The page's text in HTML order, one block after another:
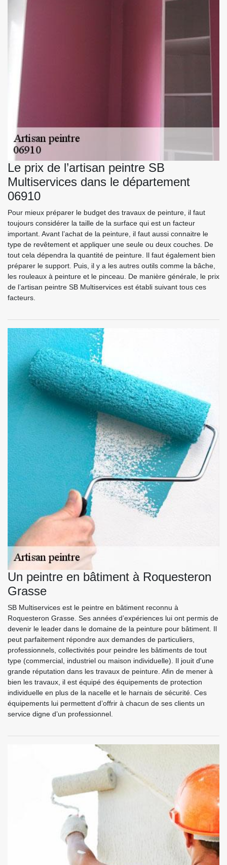
Le prix de l’artisan peintre SB
Multiservices dans le département
06910
Pour mieux préparer le budget des travaux de peinture, il faut
toujours considérer la taille de la surface qui est un facteur
important. Avant l’achat de la peinture, il faut aussi connaitre le
type de revêtement et appliquer une seule ou deux couches. De
tout cela dépendra la quantité de peinture. Il faut également bien
préparer le support. Puis, il y a les autres outils comme la bâche,
les rouleaux à peinture et le pinceau. De manière générale, le prix
de l’artisan peintre SB Multiservices est établi suivant tous ces
facteurs.
Un peintre en bâtiment à Roquesteron
Grasse
SB Multiservices est le peintre en bâtiment reconnu à
Roquesteron Grasse. Ses années d’expériences lui ont permis de
devenir le leader dans le domaine de la peinture pour bâtiment. Il
peut parfaitement répondre aux demandes de particuliers,
professionnels, collectivités pour peindre les bâtiments de tout
type (commercial, industriel ou maison individuelle). Il jouit d'une
grande réputation dans les travaux de peinture. Afin de mener à
bien les travaux, il est équipé des équipements de protection
individuelle en plus de la nacelle et le harnais de sécurité. Ces
équipements lui permettent d’offrir à chacun de ses clients un
service digne d’un professionnel.